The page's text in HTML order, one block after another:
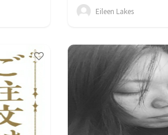
Eileen Lakes